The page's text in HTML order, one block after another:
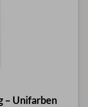
– Unifarben